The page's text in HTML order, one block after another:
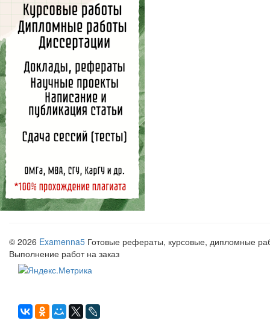
© 2026 Examenna5 Готовые рефераты, курсовые, дипломные
Выполнение работ на заказ